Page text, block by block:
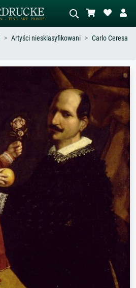
– np.
Opisz scenę – np. zielona łąka,
abstrakcja z czerwienią, ciemny olej,
stojący akt obok drzewa.
Artyści niesklasyfikowani
Carlo Ceresa